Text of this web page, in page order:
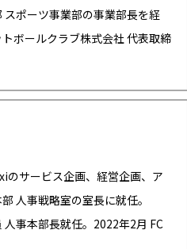
ポーツ事業部の事業部長を経
ボールクラブ株式会社 代表取締
のサービス企画、経営企画、ア
人事戦略室の室長に就任。
事本部長就任。2022年2月 FC